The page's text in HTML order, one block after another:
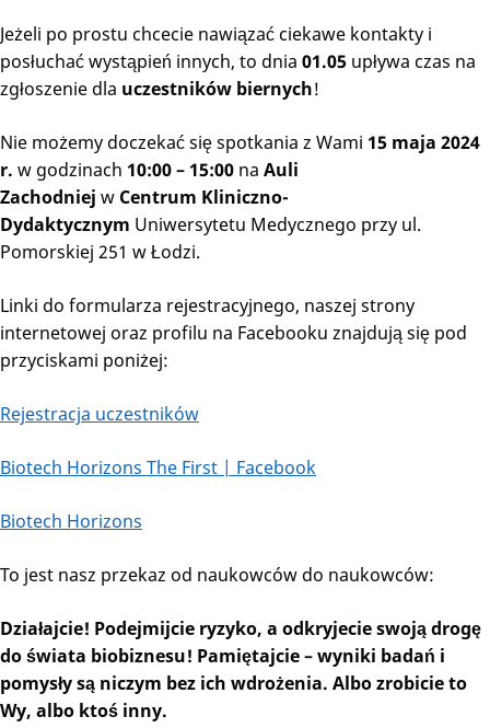
Jeżeli po prostu chcecie nawiązać ciekawe kontakty i
posłuchać wystąpień innych, to dnia 01.05 upływa czas na
zgłoszenie dla uczestników biernych!
Nie możemy doczekać się spotkania z Wami 15 maja 2024
r. w godzinach 10:00 – 15:00 na Auli
Zachodniej w Centrum Kliniczno-
Dydaktycznym Uniwersytetu Medycznego przy ul.
Pomorskiej 251 w Łodzi.
Linki do formularza rejestracyjnego, naszej strony
internetowej oraz profilu na Facebooku znajdują się pod
przyciskami poniżej:
Rejestracja uczestników
Biotech Horizons The First | Facebook
Biotech Horizons
To jest nasz przekaz od naukowców do naukowców:
Działajcie! Podejmijcie ryzyko, a odkryjecie swoją drogę
do świata biobiznesu! Pamiętajcie – wyniki badań i
pomysły są niczym bez ich wdrożenia. Albo zrobicie to
Wy, albo ktoś inny.